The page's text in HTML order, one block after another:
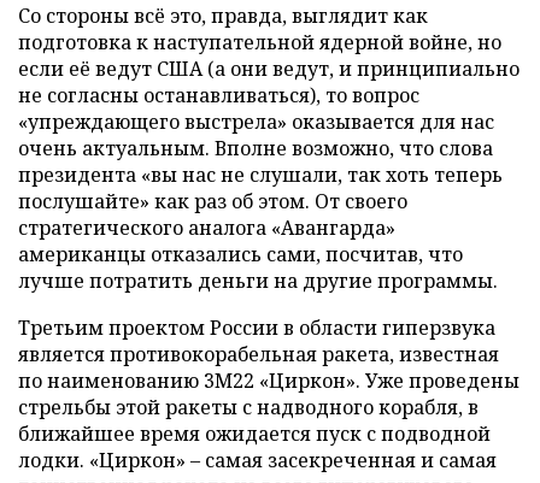
Со стороны всё это, правда, выглядит как
подготовка к наступательной ядерной войне, но
если её ведут США (а они ведут, и принципиально
не согласны останавливаться), то вопрос
«упреждающего выстрела» оказывается для нас
очень актуальным. Вполне возможно, что слова
президента «вы нас не слушали, так хоть теперь
послушайте» как раз об этом. От своего
стратегического аналога «Авангарда»
американцы отказались сами, посчитав, что
лучше потратить деньги на другие программы.
Третьим проектом России в области гиперзвука
является противокорабельная ракета, известная
по наименованию 3М22 «Циркон». Уже проведены
стрельбы этой ракеты с надводного корабля, в
ближайшее время ожидается пуск с подводной
лодки. «Циркон» – самая засекреченная и самая